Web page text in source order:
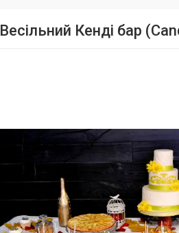
Весільний Кенді бар